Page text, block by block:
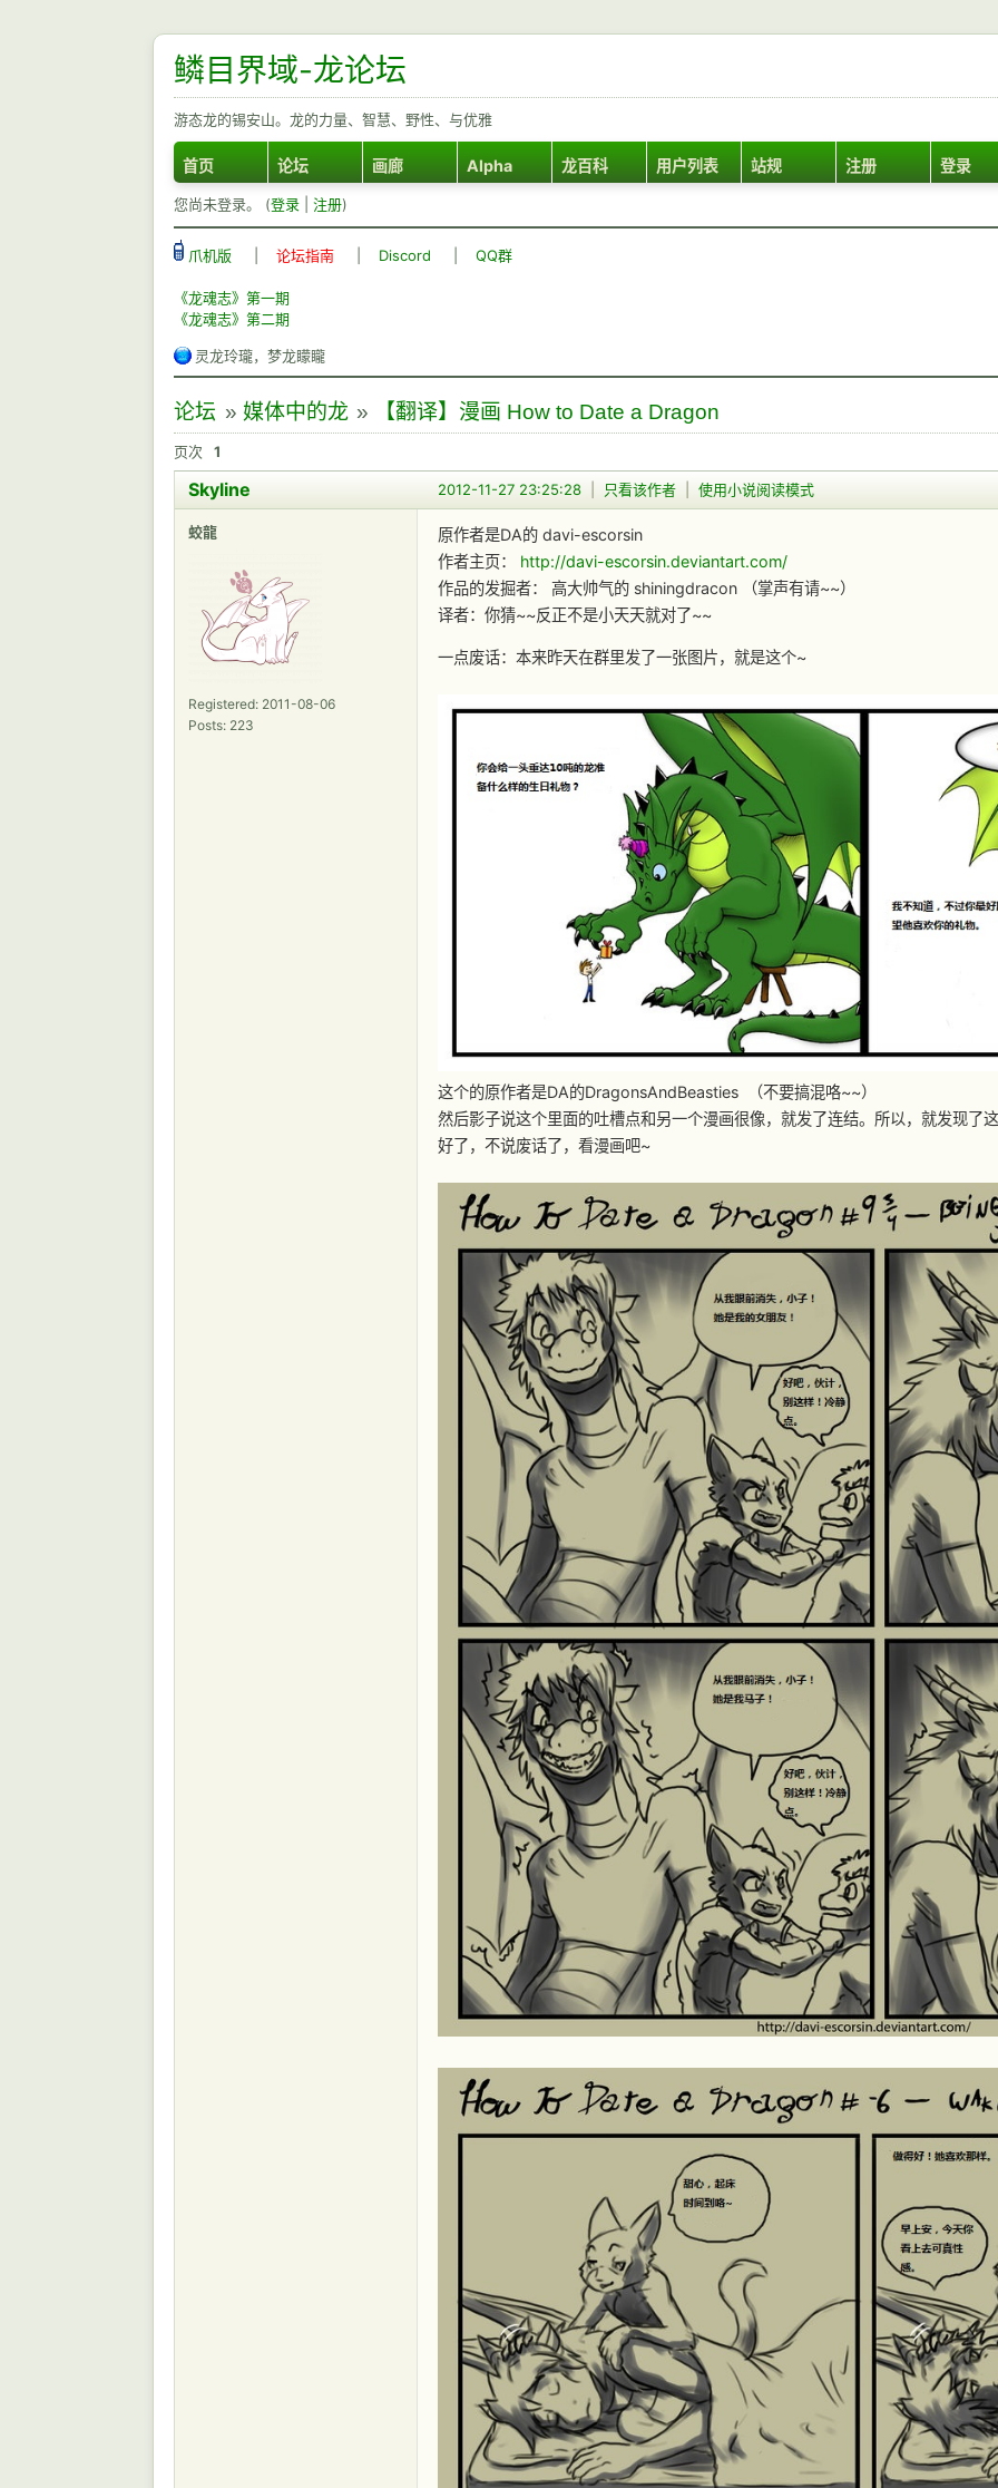
鳞目界域-龙论坛
游态龙的锡安山。龙的力量、智慧、野性、与优雅
首页 论坛 画廊 Alpha 龙百科 用户列表 站规 注册 登录
您尚未登录。 (登录 注册)
爪机版 论坛指南 Discord QQ群
《龙魂志》第一期
《龙魂志》第二期
灵龙玲瓏，梦龙矇矓
论坛 » 媒体中的龙 » 【翻译】漫画 How to Date a Dragon
页次 1
2012-11-27 23:25:28 只看该作者 使用小说阅读模式
Skyline
蛟龍
Registered: 2011-08-06
Posts: 223
原作者是DA的 davi-escorsin
作者主页： http://davi-escorsin.deviantart.com/
作品的发掘者： 高大帅气的 shiningdracon （掌声有请~~）
译者：你猜~~反正不是小天天就对了~~
一点废话：本来昨天在群里发了一张图片，就是这个~
这个的原作者是DA的DragonsAndBeasties （不要搞混咯~~）
然后影子说这个里面的吐槽点和另一个漫画很像，就发了连结。所以，就发现了
好了，不说废话了，看漫画吧~